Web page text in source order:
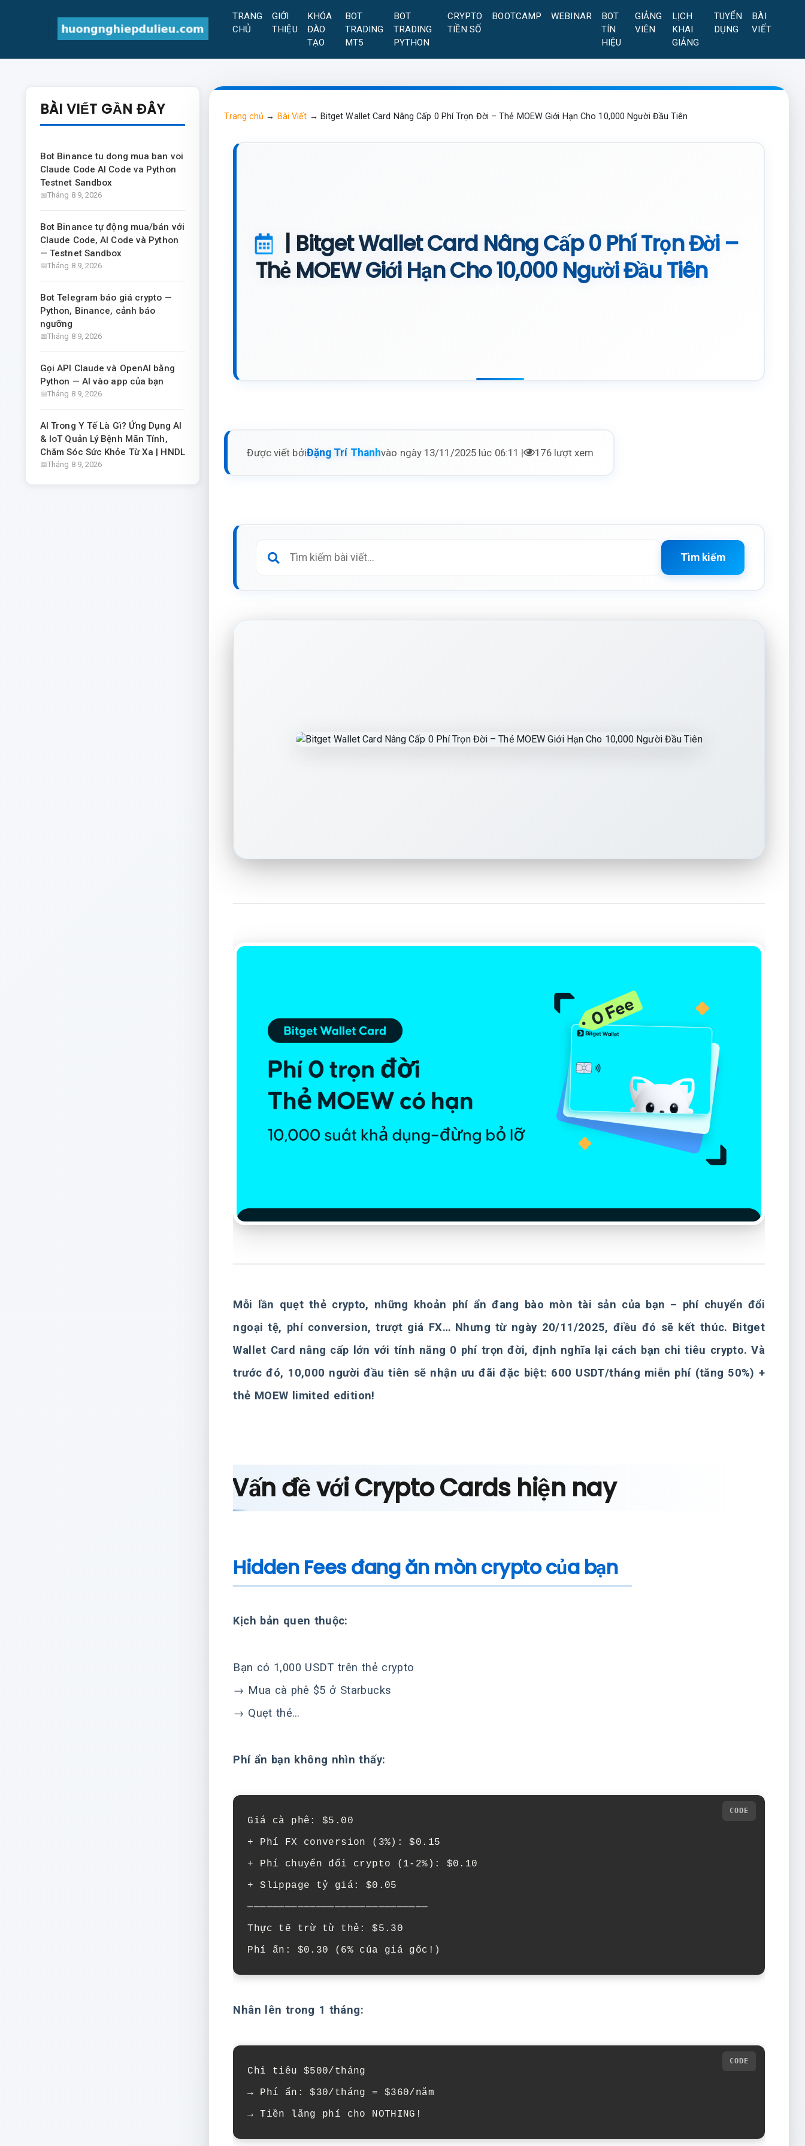
TRANG
CHỦ
GIỚI
THIỆU
KHÓA
ĐÀO
TẠO
BOT
TRADING
MT5
BOT
TRADING
PYTHON
CRYPTO
TIỀN SỐ
BOOTCAMP WEBINAR
BOT
TÍN
HIỆU
GIẢNG
VIÊN
LỊCH
KHAI
GIẢNG
TUYỂN
DỤNG
BÀI
VIẾT
BÀI VIẾT GẦN ĐÂY
Bot Binance tu dong mua ban voi
Claude Code AI Code va Python
Testnet Sandbox
Tháng 8 9, 2026
Bot Binance tự động mua/bán với
Claude Code, AI Code và Python
— Testnet Sandbox
Tháng 8 9, 2026
Bot Telegram báo giá crypto —
Python, Binance, cảnh báo
ngưỡng
Tháng 8 9, 2026
Gọi API Claude và OpenAI bằng
Python — AI vào app của bạn
Tháng 8 9, 2026
AI Trong Y Tế Là Gì? Ứng Dụng AI
& IoT Quản Lý Bệnh Mãn Tính,
Chăm Sóc Sức Khỏe Từ Xa | HNDL
Tháng 8 9, 2026
Trang chủ → Bài Viết → Bitget Wallet Card Nâng Cấp 0 Phí Trọn Đời – Thẻ MOEW Giới Hạn Cho 10,000 Người Đầu Tiên
| Bitget Wallet Card Nâng Cấp 0 Phí Trọn Đời –
Thẻ MOEW Giới Hạn Cho 10,000 Người Đầu Tiên
Được viết bởiĐặng Trí Thanhvào ngày 13/11/2025 lúc 06:11 | 176 lượt xem
Tìm kiếm
Mỗi lần quẹt thẻ crypto, những khoản phí ẩn đang bào mòn tài sản của bạn – phí chuyển đổi
ngoại tệ, phí conversion, trượt giá FX… Nhưng từ ngày 20/11/2025, điều đó sẽ kết thúc. Bitget
Wallet Card nâng cấp lớn với tính năng 0 phí trọn đời, định nghĩa lại cách bạn chi tiêu crypto. Và
trước đó, 10,000 người đầu tiên sẽ nhận ưu đãi đặc biệt: 600 USDT/tháng miễn phí (tăng 50%) +
thẻ MOEW limited edition!
Vấn đề với Crypto Cards hiện nay
Hidden Fees đang ăn mòn crypto của bạn
Kịch bản quen thuộc:
Bạn có 1,000 USDT trên thẻ crypto
→ Mua cà phê $5 ở Starbucks
→ Quẹt thẻ…
Phí ẩn bạn không nhìn thấy:
Giá cà phê: $5.00
+ Phí FX conversion (3%): $0.15
+ Phí chuyển đổi crypto (1-2%): $0.10
+ Slippage tỷ giá: $0.05
─────────────────────────────
Thực tế trừ từ thẻ: $5.30
Phí ẩn: $0.30 (6% của giá gốc!)
Nhân lên trong 1 tháng:
Chi tiêu $500/tháng
→ Phí ẩn: $30/tháng = $360/năm
→ Tiền lãng phí cho NOTHING!